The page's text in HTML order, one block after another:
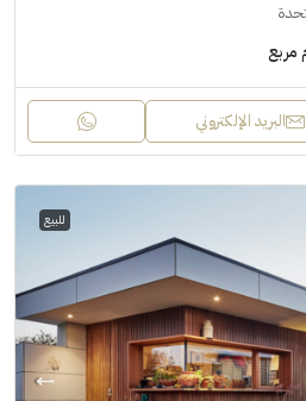
مربع
البريد الإلكتروني
للبيع